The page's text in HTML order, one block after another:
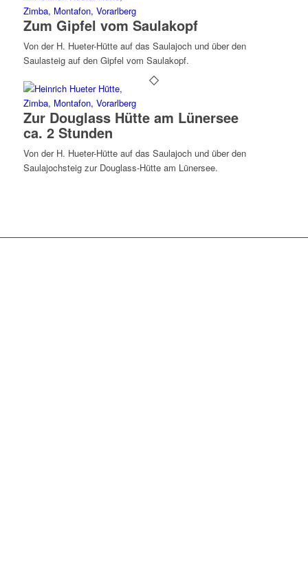
Zum Gipfel vom Saulakopf
Von der H. Hueter-Hütte auf das Saulajoch und über den
Saulasteig auf den Gipfel vom Saulakopf.
Zur Douglass Hütte am Lünersee
ca. 2 Stunden
Von der H. Hueter-Hütte auf das Saulajoch und über den
Saulajochsteig zur Douglass-Hütte am Lünersee.